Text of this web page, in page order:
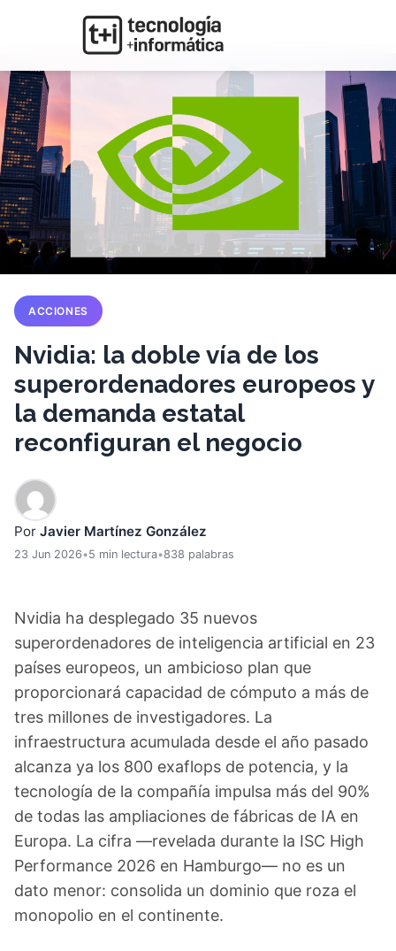
ACCIONES
Nvidia: la doble vía de los
superordenadores europeos y
la demanda estatal
reconfiguran el negocio
Por Javier Martínez González
23 Jun 2026•5 min lectura•838 palabras
Nvidia ha desplegado 35 nuevos
superordenadores de inteligencia artificial en 23
países europeos, un ambicioso plan que
proporcionará capacidad de cómputo a más de
tres millones de investigadores. La
infraestructura acumulada desde el año pasado
alcanza ya los 800 exaflops de potencia, y la
tecnología de la compañía impulsa más del 90%
de todas las ampliaciones de fábricas de IA en
Europa. La cifra —revelada durante la ISC High
Performance 2026 en Hamburgo— no es un
dato menor: consolida un dominio que roza el
monopolio en el continente.